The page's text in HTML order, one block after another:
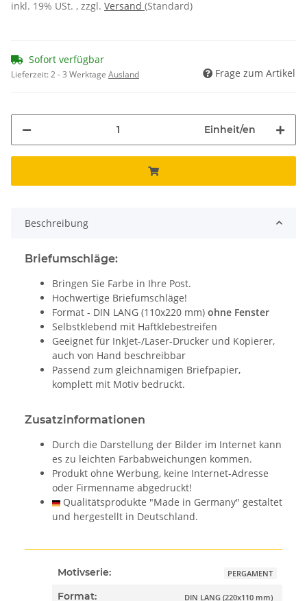
inkl. 19% USt. , zzgl. Versand (Standard)
Sofort verfügbar
Lieferzeit:2 - 3 Werktage Ausland Frage zum Artikel
Einheit/en
Beschreibung
Briefumschläge:
Bringen Sie Farbe in Ihre Post.
Hochwertige Briefumschläge!
Format - DIN LANG (110x220 mm) ohne Fenster
Selbstklebend mit Haftklebestreifen
Geeignet für InkJet-/Laser-Drucker und Kopierer,
auch von Hand beschreibbar
Passend zum gleichnamigen Briefpapier,
komplett mit Motiv bedruckt.
Zusatzinformationen
Durch die Darstellung der Bilder im Internet kann
es zu leichten Farbabweichungen kommen.
Produkt ohne Werbung, keine Internet-Adresse
oder Firmenname abgedruckt!
Qualitätsprodukte "Made in Germany" gestaltet
und hergestellt in Deutschland.
Motivserie: PERGAMENT
Format: DIN LANG (220x110 mm)